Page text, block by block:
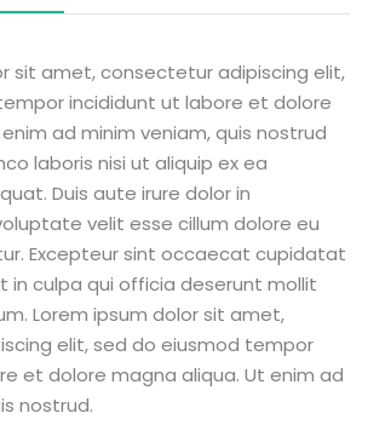
sit amet, consectetur adipiscing elit,
incididunt ut labore et dolore
ad minim veniam, quis nostrud
laboris nisi ut aliquip ex ea
Duis aute irure dolor in
velit esse cillum dolore eu
Excepteur sint occaecat cupidatat
in culpa qui officia deserunt mollit
Lorem ipsum dolor sit amet,
elit, sed do eiusmod tempor
et dolore magna aliqua. Ut enim ad
nostrud.